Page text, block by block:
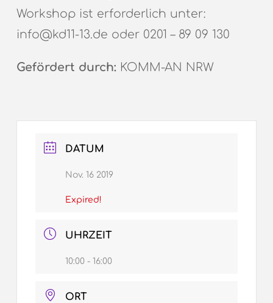
Workshop ist erforderlich unter:
info@kd11-13.de oder 0201 – 89 09 130
Gefördert durch: KOMM-AN NRW
DATUM
Nov. 16 2019
Expired!
UHRZEIT
10:00 - 16:00
ORT